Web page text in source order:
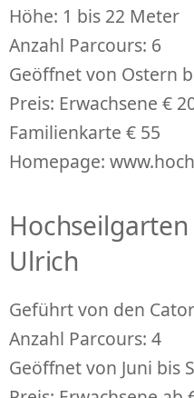
Höhe: 1 bis 22 Meter
Anzahl Parcours: 6
Geöffnet von Ostern
Preis: Erwachsene €
Familienkarte € 55
Homepage:
Hochseilgarten
Ulrich
Geführt von den
Anzahl Parcours: 4
Geöffnet von Juni bis